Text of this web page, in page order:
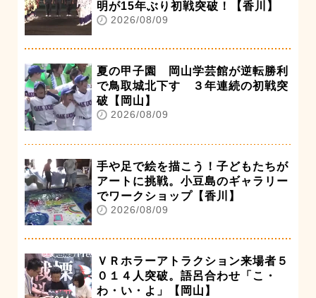
明が15年ぶり初戦突破！【香川】
2026/08/09
夏の甲子園 岡山学芸館が逆転勝利
で鳥取城北下す ３年連続の初戦突
破【岡山】
2026/08/09
手や足で絵を描こう！子どもたちが
アートに挑戦。小豆島のギャラリー
でワークショップ【香川】
2026/08/09
ＶＲホラーアトラクション来場者５
０１４人突破。語呂合わせ「こ・
わ・い・よ」【岡山】